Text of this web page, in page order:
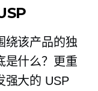
绕该产品的独
是什么？更重
强大的 USP